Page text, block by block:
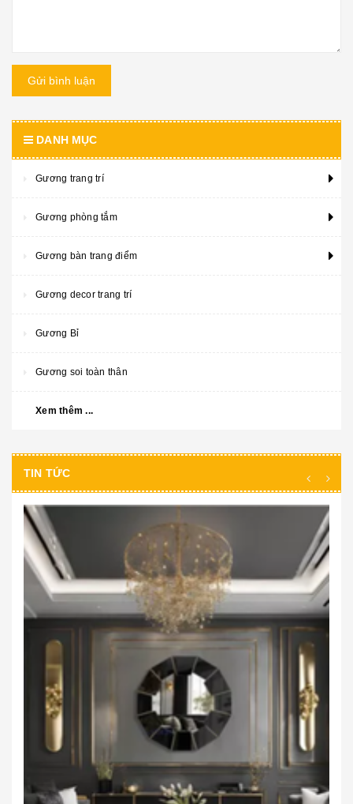
Gửi bình luận
DANH MỤC
Gương trang trí
Gương phòng tắm
Gương bàn trang điểm
Gương decor trang trí
Gương Bỉ
Gương soi toàn thân
Xem thêm ...
TIN TỨC